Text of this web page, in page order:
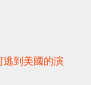
到美國的演